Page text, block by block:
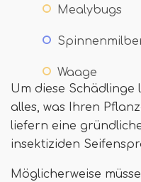
Mealybugs
Waage
Um diese Schädlinge
alles, was Ihren
liefern eine
insektiziden
Möglicherweise